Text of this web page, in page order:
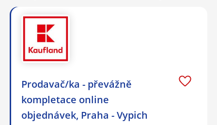
Prodavač/ka - převážně
kompletace online
objednávek, Praha - Vypich